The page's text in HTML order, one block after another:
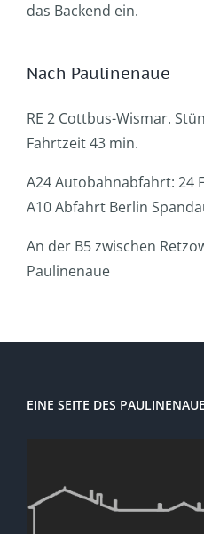
das Backend ein.
Nach Paulinenaue
RE 2 Cottbus-Wismar.
Fahrtzeit 43 min.
A24 Autobahnabfahrt: 24
A10 Abfahrt Berlin
An der B5 zwischen
Paulinenaue
EINE SEITE DES